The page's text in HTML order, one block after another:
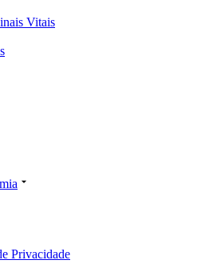
Vitais
Privacidade